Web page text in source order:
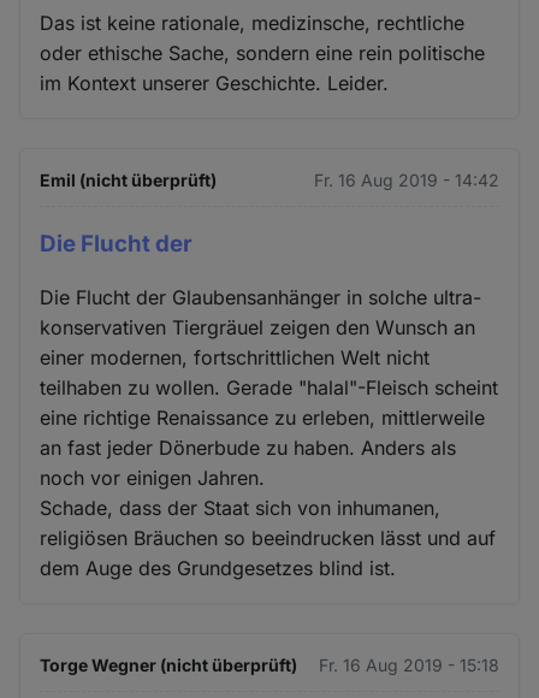
Das ist keine rationale, medizinsche, rechtliche
oder ethische Sache, sondern eine rein politische
im Kontext unserer Geschichte. Leider.
Emil (nicht überprüft) Fr. 16 Aug 2019 - 14:42
Die Flucht der
Die Flucht der Glaubensanhänger in solche ultra-
konservativen Tiergräuel zeigen den Wunsch an
einer modernen, fortschrittlichen Welt nicht
teilhaben zu wollen. Gerade "halal"-Fleisch scheint
eine richtige Renaissance zu erleben, mittlerweile
an fast jeder Dönerbude zu haben. Anders als
noch vor einigen Jahren.
Schade, dass der Staat sich von inhumanen,
religiösen Bräuchen so beeindrucken lässt und auf
dem Auge des Grundgesetzes blind ist.
Torge Wegner (nicht überprüft) Fr. 16 Aug 2019 - 15:18